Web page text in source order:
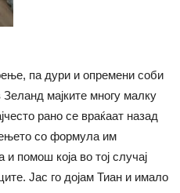
па дури и опремени соби
мајките многу малку
рано се враќаат назад
со формула им
помош која во тој случај
Јас го дојам Тиан и имало